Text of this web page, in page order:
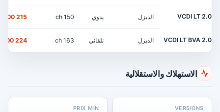
2.0 VCDI LT الديزل يدوي 150 ch
215 900 MAD
2.0 VCDI LT BVA الديزل تلقائي 163 ch
224 900 MAD
الاستهلاك والاستقلالية
VERSIONS
PRIX MIN